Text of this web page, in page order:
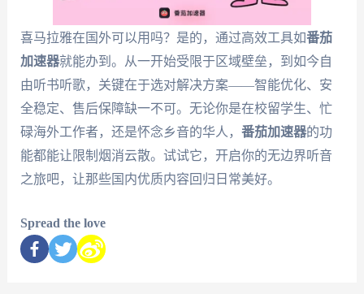
喜马拉雅在国外可以用吗？是的，通过高效工具如番茄
加速器就能办到。从一开始受限于区域壁垒，到如今自
由听书听歌，关键在于选对解决方案——智能优化、安
全稳定、售后保障缺一不可。无论你是在校留学生、忙
碌海外工作者，还是怀念乡音的华人， 番茄加速器的功
能都能让限制烟消云散。试试它，开启你的无边界听音
之旅吧，让那些国内优质内容回归日常美好。
Spread the love